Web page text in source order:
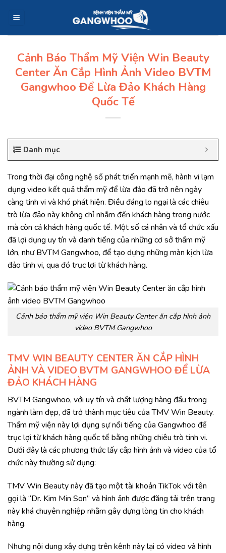
Cảnh Báo Thẩm Mỹ Viện Win Beauty
Center Ăn Cắp Hình Ảnh Video BVTM
Gangwhoo Để Lừa Đảo Khách Hàng
Quốc Tế
Danh mục
Trong thời đại công nghệ số phát triển mạnh mẽ, hành vi lạm
dụng video kết quả thẩm mỹ để lừa đảo đã trở nên ngày
càng tinh vi và khó phát hiện. Điều đáng lo ngại là các chiêu
trò lừa đảo này không chỉ nhắm đến khách hàng trong nước
mà còn cả khách hàng quốc tế. Một số cá nhân và tổ chức xấu
đã lợi dụng uy tín và danh tiếng của những cơ sở thẩm mỹ
lớn, như BVTM Gangwhoo, để tạo dựng những màn kịch lừa
đảo tinh vi, qua đó trục lợi từ khách hàng.
Cảnh báo thẩm mỹ viện Win Beauty Center ăn cắp hình ảnh
video BVTM Gangwhoo
TMV WIN BEAUTY CENTER ĂN CẮP HÌNH
ẢNH VÀ VIDEO BVTM GANGWHOO ĐỂ LỪA
ĐẢO KHÁCH HÀNG
BVTM Gangwhoo, với uy tín và chất lượng hàng đầu trong
ngành làm đẹp, đã trở thành mục tiêu của TMV Win Beauty.
Thẩm mỹ viện này lợi dụng sự nổi tiếng của Gangwhoo để
trục lợi từ khách hàng quốc tế bằng những chiêu trò tinh vi.
Dưới đây là các phương thức lấy cắp hình ảnh và video của tổ
chức này thường sử dụng:
TMV Win Beauty này đã tạo một tài khoản TikTok với tên
gọi là “Dr. Kim Min Son” và hình ảnh được đăng tải trên trang
này khá chuyên nghiệp nhằm gây dựng lòng tin cho khách
hàng.
Nhưng nội dung xây dựng trên kênh này lại có video và hình